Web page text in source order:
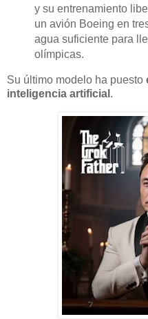
y su entrenamiento
un avión Boeing en
agua suficiente para
olímpicas.
Su último modelo ha puesto
inteligencia artificial .